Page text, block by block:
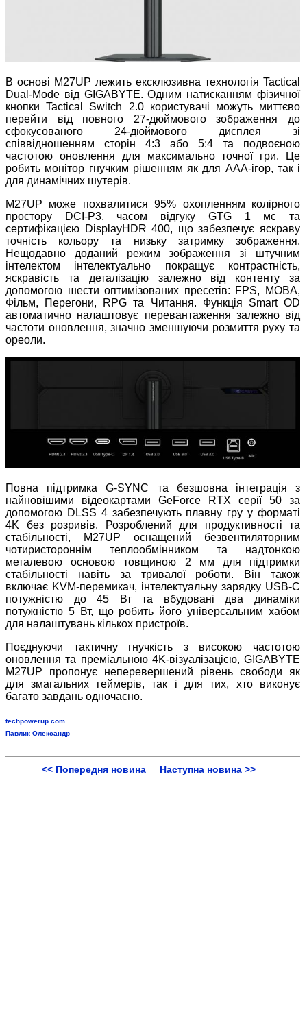
В основі M27UP лежить ексклюзивна технологія Tactical
Dual-Mode від GIGABYTE. Одним натисканням фізичної
кнопки Tactical Switch 2.0 користувачі можуть миттєво
перейти від повного 27-дюймового зображення до
сфокусованого 24-дюймового дисплея зі
співвідношенням сторін 4:3 або 5:4 та подвоєною
частотою оновлення для максимально точної гри. Це
робить монітор гнучким рішенням як для AAA-ігор, так і
для динамічних шутерів.
M27UP може похвалитися 95% охопленням колірного
простору DCI-P3, часом відгуку GTG 1 мс та
сертифікацією DisplayHDR 400, що забезпечує яскраву
точність кольору та низьку затримку зображення.
Нещодавно доданий режим зображення зі штучним
інтелектом інтелектуально покращує контрастність,
яскравість та деталізацію залежно від контенту за
допомогою шести оптимізованих пресетів: FPS, MOBA,
Фільм, Перегони, RPG та Читання. Функція Smart OD
автоматично налаштовує перевантаження залежно від
частоти оновлення, значно зменшуючи розмиття руху та
ореоли.
Повна підтримка G-SYNC та безшовна інтеграція з
найновішими відеокартами GeForce RTX серії 50 за
допомогою DLSS 4 забезпечують плавну гру у форматі
4K без розривів. Розроблений для продуктивності та
стабільності, M27UP оснащений безвентиляторним
чотиристороннім теплообмінником та надтонкою
металевою основою товщиною 2 мм для підтримки
стабільності навіть за тривалої роботи. Він також
включає KVM-перемикач, інтелектуальну зарядку USB-C
потужністю до 45 Вт та вбудовані два динаміки
потужністю 5 Вт, що робить його універсальним хабом
для налаштувань кількох пристроїв.
Поєднуючи тактичну гнучкість з високою частотою
оновлення та преміальною 4K-візуалізацією, GIGABYTE
M27UP пропонує неперевершений рівень свободи як
для змагальних геймерів, так і для тих, хто виконує
багато завдань одночасно.
techpowerup.com
Павлик Олександр
<< Попередня новина Наступна новина >>